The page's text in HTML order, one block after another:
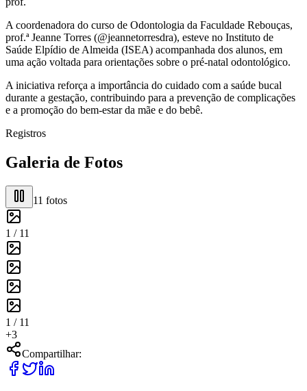
A coordenadora do curso de Odontologia da Faculdade Rebouças,
prof.ª Jeanne Torres (@jeannetorresdra), esteve no Instituto de
Saúde Elpídio de Almeida (ISEA) acompanhada dos alunos, em
uma ação voltada para orientações sobre o pré-natal odontológico.
A iniciativa reforça a importância do cuidado com a saúde bucal
durante a gestação, contribuindo para a prevenção de complicações
e a promoção do bem-estar da mãe e do bebê.
Registros
Galeria de Fotos
11 fotos
1 / 11
1 / 11
+3
Compartilhar: